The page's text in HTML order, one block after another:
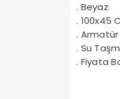
. Beyaz
. 100x45
. Armatür
. Su
. Fiyata